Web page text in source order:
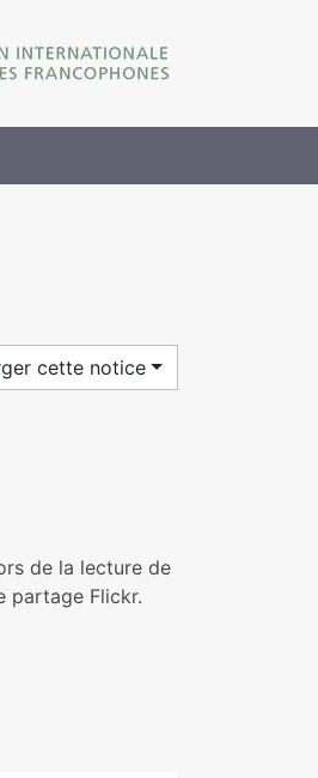
cette notice
de la lecture de
partage Flickr.